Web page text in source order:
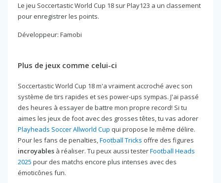
Le jeu Soccertastic World Cup 18 sur Play123 a un classement
pour enregistrer les points.
Développeur: Famobi
Plus de jeux comme celui-ci
Soccertastic World Cup 18 m'a vraiment accroché avec son
système de tirs rapides et ses power-ups sympas. J'ai passé
des heures à essayer de battre mon propre record! Si tu
aimes les jeux de foot avec des grosses têtes, tu vas adorer
Playheads Soccer Allworld Cup qui propose le même délire.
Pour les fans de penalties,Football Tricks offre des figures
incroyables à réaliser. Tu peux aussi testerFootball Heads
2025 pour des matchs encore plus intenses avec des
émoticônes fun.